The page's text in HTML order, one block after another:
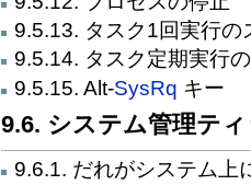
9.5.13. タスク1回実行の
9.5.14. タスク定期実行
9.5.15. Alt-SysRq キー
9.6. システム管理テ
9.6.1. だれがシステム上